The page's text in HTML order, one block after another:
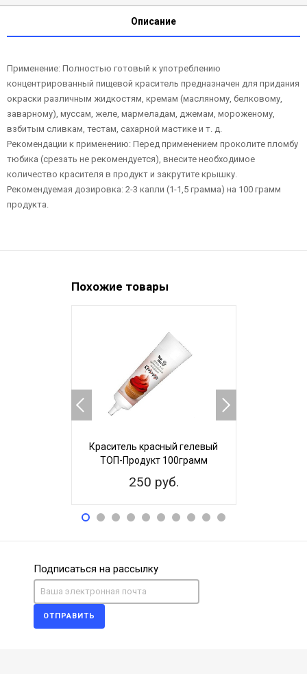
Описание
Применение: Полностью готовый к употреблению
концентрированный пищевой краситель предназначен для придания
окраски различным жидкостям, кремам (масляному, белковому,
заварному), муссам, желе, мармеладам, джемам, мороженому,
взбитым сливкам, тестам, сахарной мастике и т. д.
Рекомендации к применению: Перед применением проколите пломбу
тюбика (срезать не рекомендуется), внесите необходимое
количество красителя в продукт и закрутите крышку.
Рекомендуемая дозировка: 2-3 капли (1-1,5 грамма) на 100 грамм
продукта.
Похожие товары
Краситель красный гелевый
ТОП-Продукт 100грамм
250 руб.
Подписаться на рассылку
ОТПРАВИТЬ